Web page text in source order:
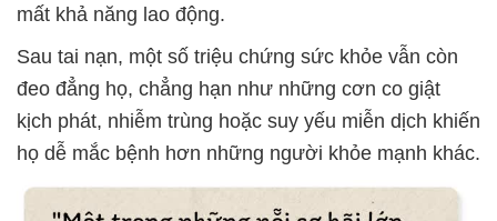
mất khả năng lao động.
Sau tai nạn, một số triệu chứng sức khỏe vẫn còn
đeo đẳng họ, chẳng hạn như những cơn co giật
kịch phát, nhiễm trùng hoặc suy yếu miễn dịch khiến
họ dễ mắc bệnh hơn những người khỏe mạnh khác.